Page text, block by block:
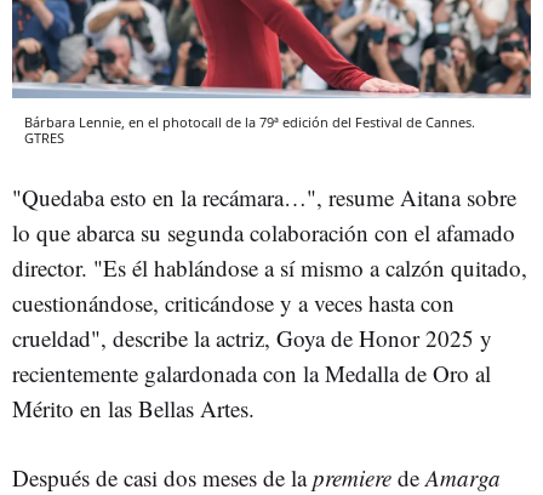
Bárbara Lennie, en el photocall de la 79ª edición del Festival de Cannes.
GTRES
"Quedaba esto en la recámara…", resume Aitana sobre
lo que abarca su segunda colaboración con el afamado
director. "Es él hablándose a sí mismo a calzón quitado,
cuestionándose, criticándose y a veces hasta con
crueldad", describe la actriz, Goya de Honor 2025 y
recientemente galardonada con la Medalla de Oro al
Mérito en las Bellas Artes.
Después de casi dos meses de lapremiere de Amarga